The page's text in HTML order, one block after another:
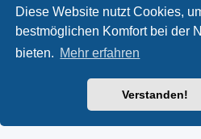
Diese Website nutzt Cookies,
bestmöglichen Komfort bei der
bieten. Mehr erfahren
Verstanden!